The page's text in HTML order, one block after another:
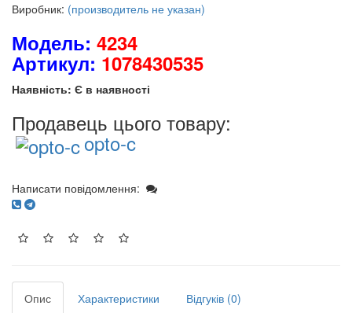
Виробник: (производитель не указан)
Модель: 4234
Артикул: 1078430535
Наявність: Є в наявності
Продавець цього товару:
opto-c
Написати повідомлення:
Опис Характеристики
Відгуків (0)